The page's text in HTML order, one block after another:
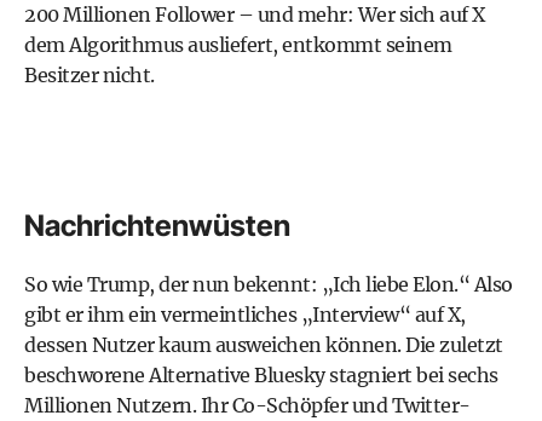
200 Millionen Follower – und mehr: Wer sich auf X
dem Algorithmus ausliefert, entkommt seinem
Besitzer nicht.
Nachrichtenwüsten
So wie Trump, der nun bekennt: „Ich liebe Elon.“ Also
gibt er ihm ein vermeintliches „Interview“ auf X,
dessen Nutzer kaum ausweichen können. Die zuletzt
beschworene Alternative Bluesky stagniert bei sechs
Millionen Nutzern. Ihr Co-Schöpfer und Twitter-